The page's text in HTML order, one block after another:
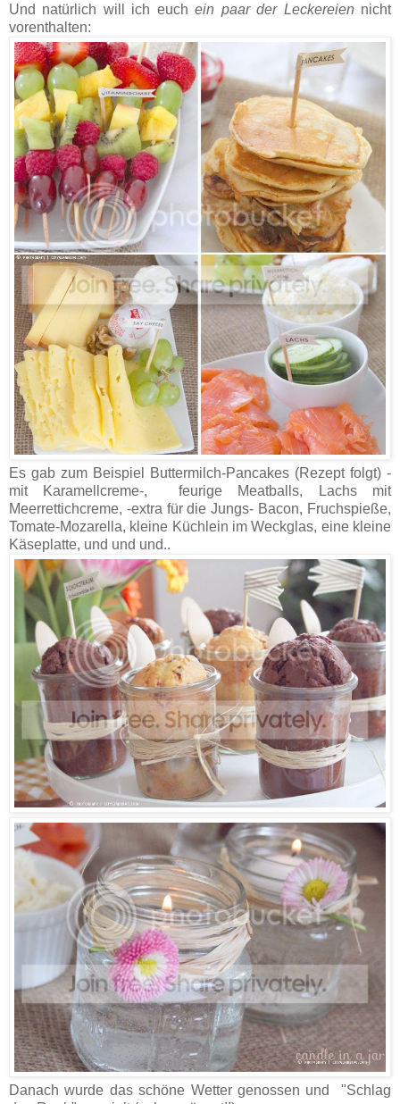
Und natürlich will ich euchein paar der Leckereien nicht
vorenthalten:
Es gab zum Beispiel Buttermilch-Pancakes (Rezept folgt) -
mit Karamellcreme-, feurige Meatballs, Lachs mit
Meerrettichcreme, -extra für die Jungs- Bacon, Fruchspieße,
Tomate-Mozarella, kleine Küchlein im Weckglas, eine kleine
Käseplatte, und und und..
Danach wurde das schöne Wetter genossen und "Schlag